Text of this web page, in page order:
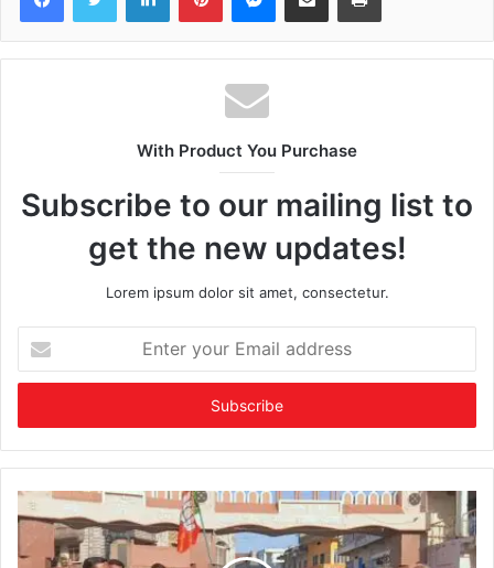
With Product You Purchase
Subscribe to our mailing list to
get the new updates!
Lorem ipsum dolor sit amet, consectetur.
your
Email